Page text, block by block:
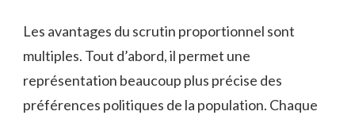
Les avantages ‌du scrutin proportionnel sont⁤
multiples. Tout d’abord,‍ il⁢ permet une
représentation ⁣beaucoup plus précise des
préférences politiques‍ de la population. Chaque